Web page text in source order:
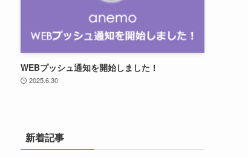
WEBプッシュ通知を開始しました！
2025.6.30
新着記事